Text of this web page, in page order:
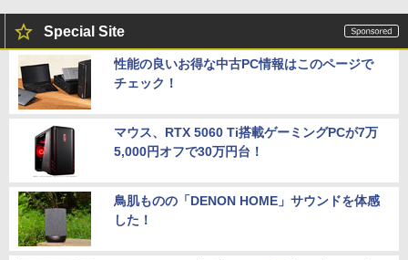
Special Site
性能の良いお得な中古PC情報はこのページで
チェック！
マウス、RTX 5060 Ti搭載ゲーミングPCが7万
5,000円オフで30万円台！
鳥肌ものの「DENON HOME」サウンドを体感
した！